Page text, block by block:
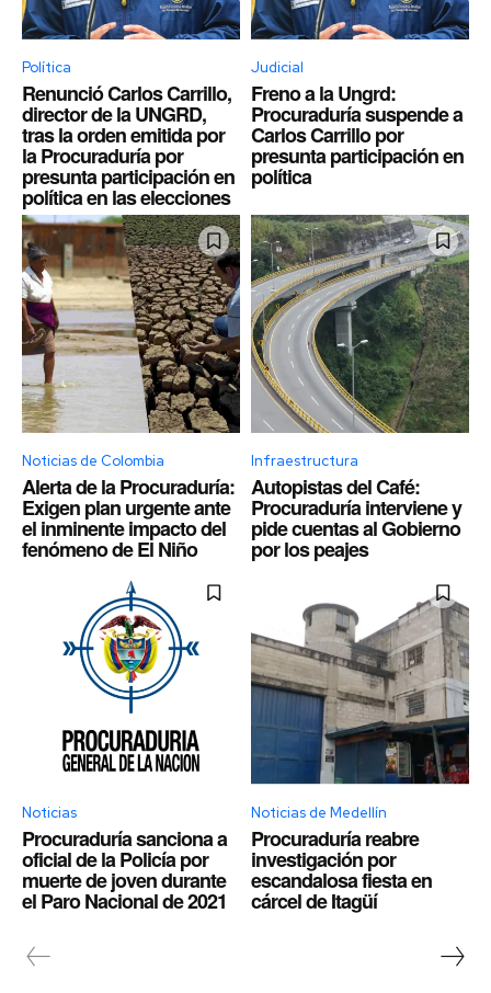
Política
Renunció Carlos Carrillo,
director de la UNGRD,
tras la orden emitida por
la Procuraduría por
presunta participación en
política en las elecciones
Judicial
Freno a la Ungrd:
Procuraduría suspende a
Carlos Carrillo por
presunta participación en
política
Noticias de Colombia
Alerta de la Procuraduría:
Exigen plan urgente ante
el inminente impacto del
fenómeno de El Niño
Infraestructura
Autopistas del Café:
Procuraduría interviene y
pide cuentas al Gobierno
por los peajes
Noticias
Procuraduría sanciona a
oficial de la Policía por
muerte de joven durante
el Paro Nacional de 2021
Noticias de Medellín
Procuraduría reabre
investigación por
escandalosa fiesta en
cárcel de Itagüí